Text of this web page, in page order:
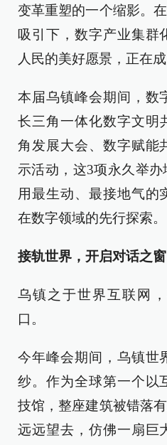
变革重塑的一个缩影。
吸引下，数字产业集群
人民的美好愿景，正在成
本届乌镇峰会期间，数
长三角一体化数字文
角发展大会、数字赋能
示活动，这3项永久举办
用最生动、最接地气的
在数字领域的先行探索。
接轨世界，开启对话之窗
乌镇之于世界互联网
口。
今年峰会期间，乌镇世
纱。作为全球第一个以
技馆，整座建筑被错落
远远望去，仿佛一扇巨